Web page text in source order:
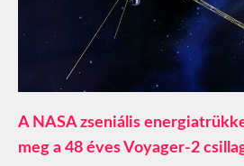
A NASA zseniális
meg a 48 éves Voyager-2